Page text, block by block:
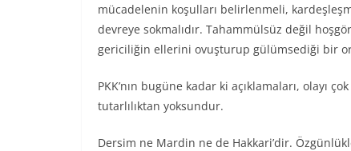
mücadelenin koşulları belirlenmeli,
devreye sokmalıdır. Tahammülsüz değil
gericiliğin ellerini ovuşturup gülümsediği bir
PKK’nın bugüne kadar ki açıklamaları, olayı
tutarlılıktan yoksundur.
Dersim ne Mardin ne de Hakkari’dir.